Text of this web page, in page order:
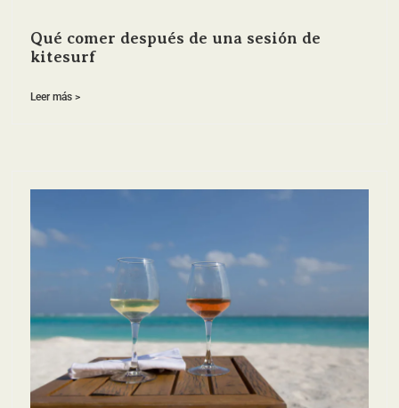
Qué comer después de una sesión de
kitesurf
Leer más >